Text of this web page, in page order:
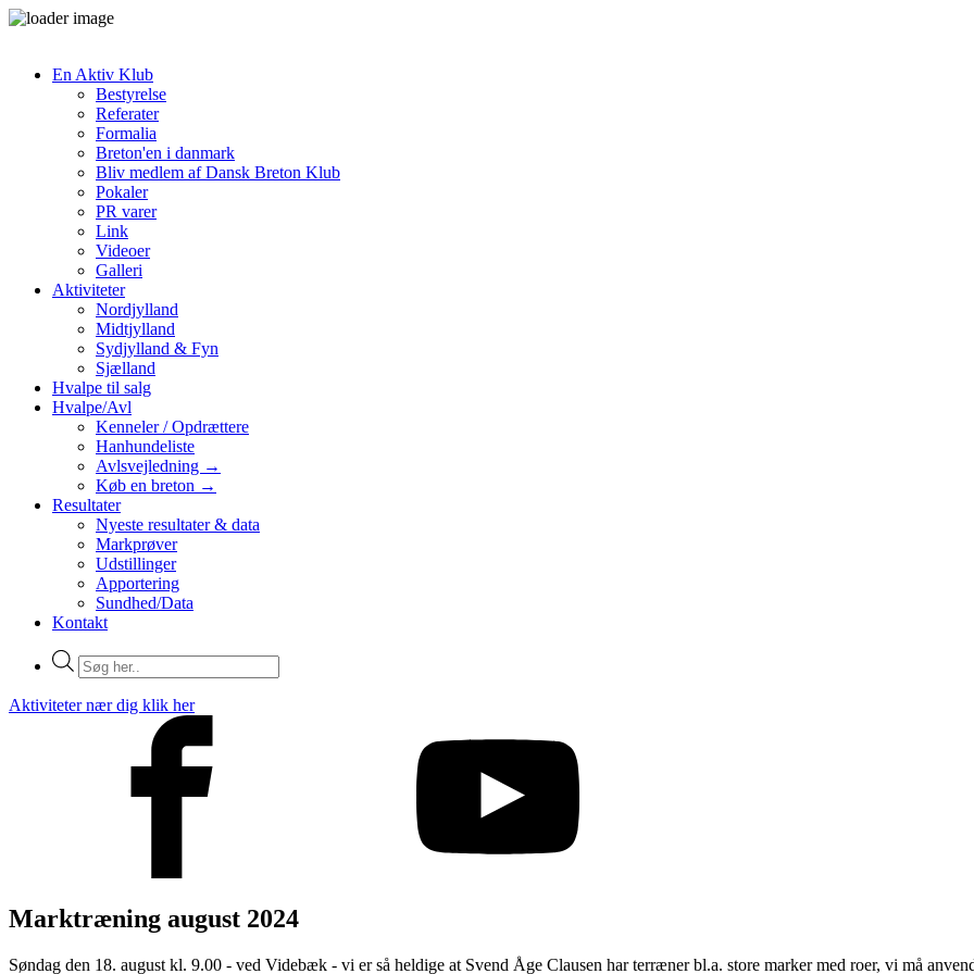
En Aktiv Klub
Bestyrelse
Referater
Formalia
Breton'en i danmark
Bliv medlem af Dansk Breton Klub
Pokaler
PR varer
Link
Videoer
Galleri
Aktiviteter
Nordjylland
Midtjylland
Sydjylland & Fyn
Sjælland
Hvalpe til salg
Hvalpe/Avl
Kenneler / Opdrættere
Hanhundeliste
Avlsvejledning →
Køb en breton →
Resultater
Nyeste resultater & data
Markprøver
Udstillinger
Apportering
Sundhed/Data
Kontakt
Products
search
Aktiviteter nær dig klik her
Marktræning august 2024
Søndag den 18. august kl. 9.00 - ved Videbæk - vi er så heldige at Svend Åge Clausen har terræner bl.a. store marker med roer, vi må